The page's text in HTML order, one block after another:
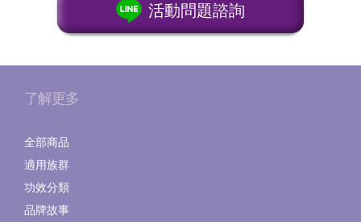
活動問題諮詢
了解更多
全部商品
適用族群
功效分類
品牌故事